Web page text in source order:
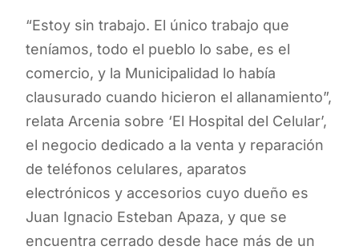
“Estoy sin trabajo. El único trabajo que
teníamos, todo el pueblo lo sabe, es el
comercio, y la Municipalidad lo había
clausurado cuando hicieron el allanamiento”,
relata Arcenia sobre ‘El Hospital del Celular’,
el negocio dedicado a la venta y reparación
de teléfonos celulares, aparatos
electrónicos y accesorios cuyo dueño es
Juan Ignacio Esteban Apaza, y que se
encuentra cerrado desde hace más de un